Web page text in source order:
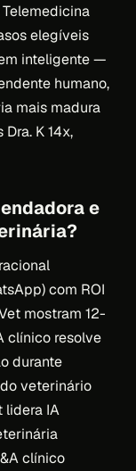
elegíveis
inteligente —
humano,
mais madura
K 14x,
e
com ROI
mostram 12-
clínico resolve
durante
veterinário
lidera IA
clínico